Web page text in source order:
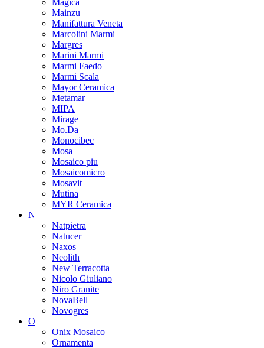
Magica
Mainzu
Manifattura Veneta
Marcolini Marmi
Margres
Marini Marmi
Marmi Faedo
Marmi Scala
Mayor Ceramica
Metamar
MIPA
Mirage
Mo.Da
Monocibec
Mosa
Mosaico piu
Mosaicomicro
Mosavit
Mutina
MYR Ceramica
N
Natpietra
Natucer
Naxos
Neolith
New Terracotta
Nicolo Giuliano
Niro Granite
NovaBell
Novogres
O
Onix Mosaico
Ornamenta